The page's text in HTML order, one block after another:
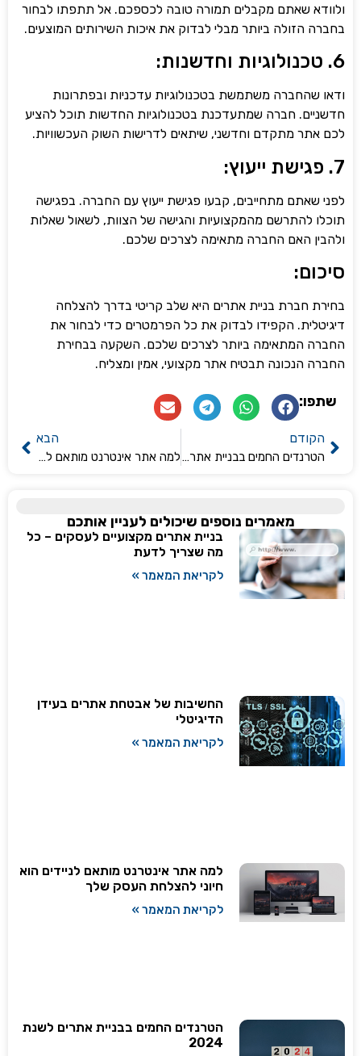
שאתם מקבלים תמורה טובה לכספכם. אל תתפתו לבחור
הזולה ביותר מבלי לבדוק את איכות השירותים המוצעים.
שהחברה משתמשת בטכנולוגיות עדכניות ובפתרונות
חברה שמתעדכנת בטכנולוגיות החדשות תוכל להציע
מתקדם וחדשני, שיתאים לדרישות השוק העכשוויות.
שאתם מתחייבים, קבעו פגישת ייעוץ עם החברה. בפגישה
להתרשם מהמקצועיות והגישה של הצוות, לשאול שאלות
האם החברה מתאימה לצרכים שלכם.
חברת בניית אתרים היא שלב קריטי בדרך להצלחה
הקפידו לבדוק את כל הפרמטרים כדי לבחור את
המתאימה ביותר לצרכים שלכם. השקעה בבחירת
הנכונה תבטיח אתר מקצועי, אמין ומצליח.
הטרנדים החמים בבניית אתרים לשנת 2024 למה אתר אינטרנט מותאם לניידים הוא חיוני להצלחת העסק שלך
מאמרים נוספים שיכולים לעניין אותכם
בניית אתרים מקצועיים לעסקים – כל
מה שצריך לדעת
לקריאת המאמר »
החשיבות של אבטחת אתרים בעידן
הדיגיטלי
לקריאת המאמר »
למה אתר אינטרנט מותאם לניידים הוא
חיוני להצלחת העסק שלך
לקריאת המאמר »
הטרנדים החמים בבניית אתרים לשנת